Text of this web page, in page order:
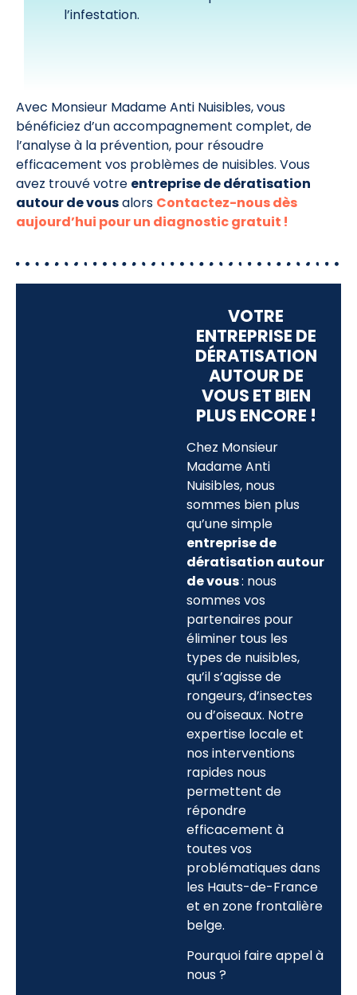
l’infestation.
Avec Monsieur Madame Anti Nuisibles, vous
bénéficiez d’un accompagnement complet, de
l’analyse à la prévention, pour résoudre
efficacement vos problèmes de nuisibles. Vous
avez trouvé votre entreprise de dératisation
autour de vousalors Contactez-nous dès
aujourd’hui pour un diagnostic gratuit !
VOTRE
ENTREPRISE DE
DÉRATISATION
AUTOUR DE
VOUS ET BIEN
PLUS ENCORE !
Chez Monsieur
Madame Anti
Nuisibles, nous
sommes bien plus
qu’une simple
entreprise de
dératisation autour
de vous: nous
sommes vos
partenaires pour
éliminer tous les
types de nuisibles,
qu’il s’agisse de
rongeurs, d’insectes
ou d’oiseaux. Notre
expertise locale et
nos interventions
rapides nous
permettent de
répondre
efficacement à
toutes vos
problématiques dans
les Hauts-de-France
et en zone frontalière
belge.
Pourquoi faire appel à
nous ?